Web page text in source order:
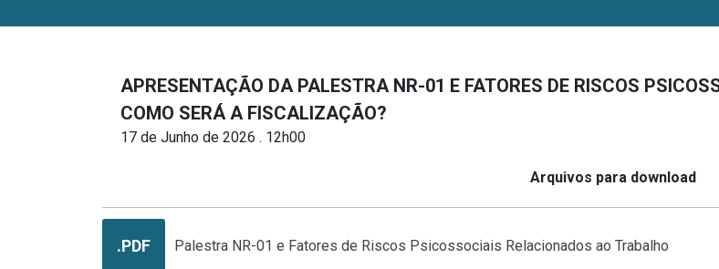
APRESENTAÇÃO DA PALESTRA NR-01 E FATORES DE RISCOS
COMO SERÁ A FISCALIZAÇÃO?
17 de Junho de 2026 . 12h00
Arquivos para download
.PDF Palestra NR-01 e Fatores de Riscos Psicossociais Relacionados ao Trabalho